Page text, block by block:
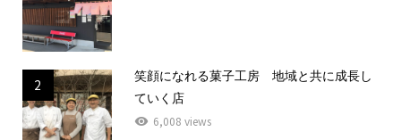
2
笑顔になれる菓子工房 地域と共に成長し
ていく店
6,008 views